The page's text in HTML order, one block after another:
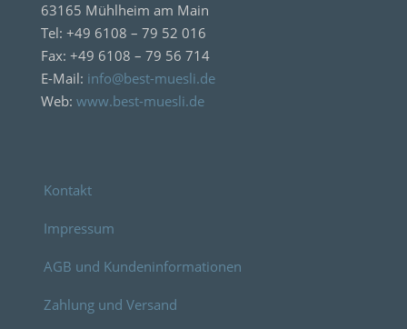
63165 Mühlheim am Main
Tel: +49 6108 – 79 52 016
Fax: +49 6108 – 79 56 714
E-Mail: info@best-muesli.de
Web: www.best-muesli.de
Kontakt
Impressum
AGB und Kundeninformationen
Zahlung und Versand